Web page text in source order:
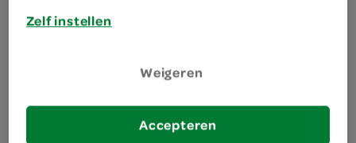
25 gram lichtbruine basterdsuiker
Zelf instellen
Weigeren
Accepteren